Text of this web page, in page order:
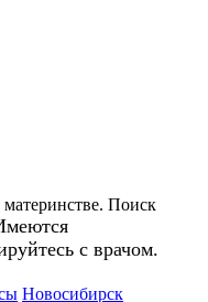
Поиск
с врачом.
Новосибирск